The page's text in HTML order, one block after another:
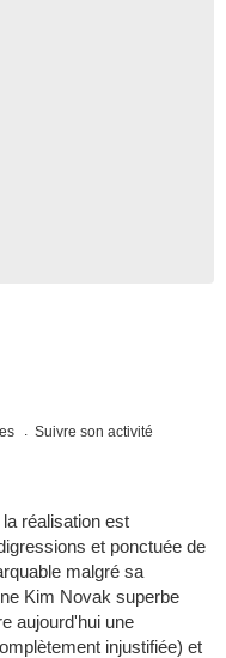
Suivre son activité
réalisation est
et ponctuée de
malgré sa
Kim Novak superbe
aujourd'hui une
injustifiée) et